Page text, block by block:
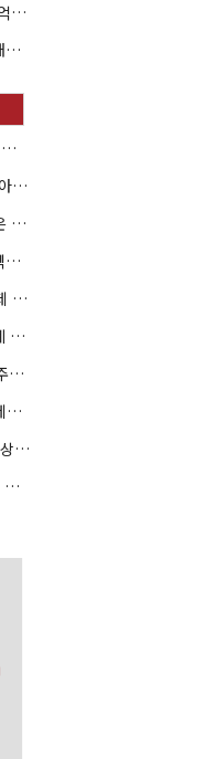
해성에어로보틱스, 2주 주주가 파산신청…200억 CB 분쟁 확산
'부채비율 955%' 계양전기, 유증 축소에 재무개선 효과 '뚝'
아워홈 떠난 구미현, 본느에 340억 베팅…가족 지배체제 구축
JB금융 RORWA 2% 돌파…실적 견인은 은행 아닌 캐피탈
(AI 보험혁신)①생산성 최대 80% 개선…현실은 '실행 격차'
(락업의 두얼굴)②공모가 뛰자 첫날 매도…FI 엑시트 전략 갈렸다
HD현대엔솔, '한국판 IRA' 수혜 부상…세액공제 선택이 변수
유증·CB 줄줄이 무산…코스닥 벌점 급증에 상폐 압박
현대그린푸드, 수익성 본궤도…실적 개선에 주주환원까지
(약가 대수술)②약값 깎이자 R&D부터 축소…제약업계 비상경영 돌입
대교, 액면병합 앞두고도 '1000원 룰' 경고장…상장유지 시험대